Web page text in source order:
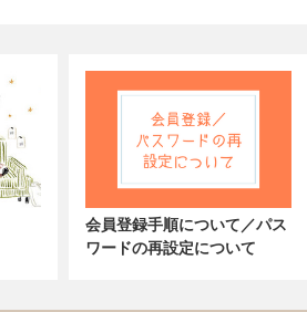
会員登録手順について／パス
ワードの再設定について